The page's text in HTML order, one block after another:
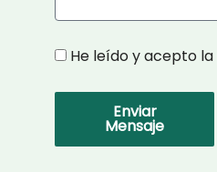
Privacidad
He leído y acepto la
Enviar
Mensaje